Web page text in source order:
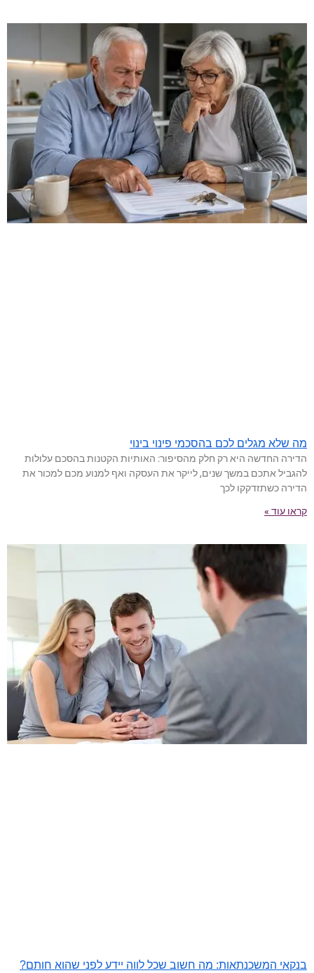
מה שלא מגלים לכם בהסכמי פינוי בינוי
הדירה החדשה היא רק חלק מהסיפור: האותיות הקטנות בהסכם עלולות
להגביל אתכם במשך שנים, לייקר את העסקה ואף למנוע מכם למכור את
הדירה כשתזדקקו לכך
קראו עוד »
בנקאי המשכנתאות: מה חשוב שכל לווה יידע לפני שהוא חותם?